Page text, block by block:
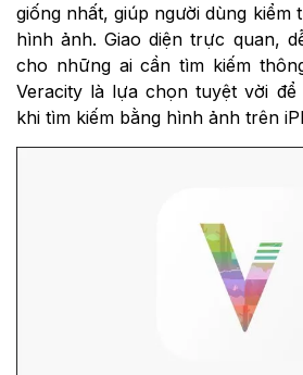
giống nhất, giúp người dùng
hình ảnh. Giao diện trực quan,
cho những ai cần tìm kiếm
Veracity là lựa chọn tuyệt vời
khi tìm kiếm bằng hình ảnh trên